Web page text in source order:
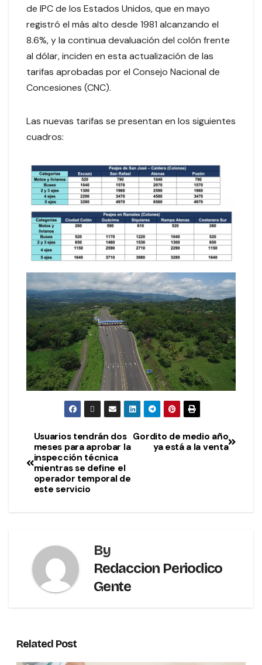
de IPC de los Estados Unidos, que en mayo
registró el más alto desde 1981 alcanzando el
8.6%, y la continua devaluación del colón frente
al dólar, inciden en esta actualización de las
tarifas aprobadas por el Consejo Nacional de
Concesiones (CNC).
Las nuevas tarifas se presentan en los siguientes
cuadros:
Gordito de medio año
ya está a la venta
Usuarios tendrán dos
meses para aprobar la
inspección técnica
mientras se define el
operador temporal de
este servicio
By
Redaccion Periodico
Gente
Related Post